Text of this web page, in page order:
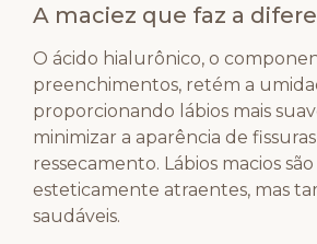
A maciez que faz a
O ácido hialurônico, o
preenchimentos, retém a
proporcionando lábios mais
minimizar a aparência de
ressecamento. Lábios macios
esteticamente atraentes, mas
saudáveis.